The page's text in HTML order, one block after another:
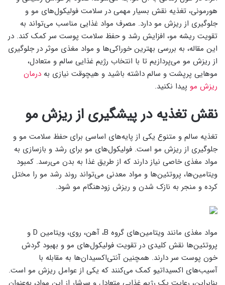
هورمونی، تغذیه نقش بسیار مهمی در سلامت فولیکول‌های مو و
جلوگیری از ریزش مو دارد. مصرف مواد غذایی مناسب می‌تواند به
تقویت ریشه مو، افزایش رشد و حفظ سلامت پوست سر کمک کند. در
این مقاله، به بررسی بهترین خوراکی‌ها و مواد مغذی موثر در جلوگیری
از ریزش مو می‌پردازیم تا با انتخاب رژیم غذایی سالم و متعادل،
موهایی پرپشت و سالم داشته باشید و هیچوقت نیازی به درمان
ریزش مو پیدا نکنید.
نقش تغذیه در پیشگیری از ریزش مو
تغذیه سالم و متنوع یکی از پایه‌های اساسی برای حفظ سلامت مو و
جلوگیری از ریزش مو است. فولیکول‌های مو برای رشد و بازسازی به
مواد مغذی خاصی نیاز دارند که از طریق غذا به بدن می‌رسد. کمبود
ویتامین‌ها، پروتئین‌ها و مواد معدنی می‌تواند روند رشد مو را مختل
کرده و منجر به نازک شدن و ریزش زودهنگام مو شود.
مواد مغذی مانند ویتامین‌های گروه B، آهن، روی، ویتامین D و
پروتئین‌ها نقش کلیدی در تقویت فولیکول‌های مو و بهبود گردش
خون پوست سر دارند. همچنین آنتی‌اکسیدان‌ها به مقابله با
آسیب‌های اکسیداتیو کمک می‌کنند که یکی از عوامل ریزش مو است.